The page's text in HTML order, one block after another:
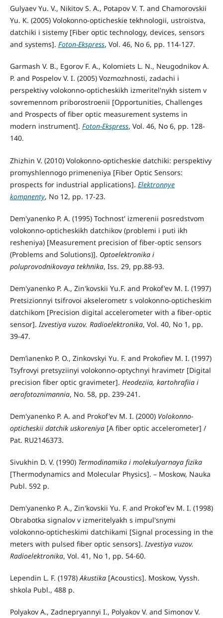
Gulyaev Yu. V., Nikitov S. A., Potapov V. T. and Chamorovskii
Yu. K. (2005) Volokonno-opticheskie tekhnologii, ustroistva,
datchiki i sistemy [Fiber optic technology, devices, sensors
and systems]. Foton-Ekspress, Vol. 46, No 6, pp. 114-127.
Garmash V. B., Egorov F. A., Kolomiets L. N., Neugodnikov A.
P. and Pospelov V. I. (2005) Vozmozhnosti, zadachi i
perspektivy volokonno-opticheskikh izmeritel'nykh sistem v
sovremennom priborostroenii [Opportunities, Challenges
and Prospects of fiber optic measurement systems in
modern instrument]. Foton-Ekspress, Vol. 46, No 6, pp. 128-
140.
Zhizhin V. (2010) Volokonno-opticheskie datchiki: perspektivy
promyshlennogo primeneniya [Fiber Optic Sensors:
prospects for industrial applications]. Elektronnye
kompnenty, No 12, pp. 17-23.
Dem'yanenko P. A. (1995) Tochnost' izmerenii posredstvom
volokonno-opticheskikh datchikov (problemi i puti ikh
resheniya) [Measurement precision of fiber-optic sensors
(Problems and Solutions)]. Optoelektronika i
poluprovodnikovaya tekhnika, Iss. 29, pp.88-93.
Dem'yanenko P. A., Zin'kovskii Yu.F. and Prokof'ev M. I. (1997)
Pretsizionnyi tsifrovoi akselerometr s volokonno-opticheskim
datchikom [Precision digital accelerometer with a fiber-optic
sensor]. Izvestiya vuzov. Radioelektronika, Vol. 40, No 1, pp.
39-47.
Dem’ianenko P. O., Zinkovskyi Yu. F. and Prokofiev M. I. (1997)
Tsyfrovyi pretsyziinyi volokonno-optychnyi hravimetr [Digital
precision fiber optic gravimeter]. Heodeziia, kartohrafiia i
aerofotoznimannia, No. 58, pp. 239-241.
Dem'yanenko P. A. and Prokof'ev M. I. (2000) Volokonno-
opticheskii datchik uskoreniya[A fiber optic accelerometer] /
Pat. RU2146373.
Sivukhin D. V. (1990) Termodinamika i molekulyarnaya fizika
[Thermodynamics and Molecular Physics]. – Moskow, Nauka
Publ. 592 p.
Dem'yanenko P. A., Zin'kovskii Yu. F. and Prokof'ev M. I. (1998)
Obrabotka signalov v izmeritelyakh s impul'snymi
volokonno-opticheskimi datchikami [Signal processing in the
meters with pulsed fiber optic sensors]. Izvestiya vuzov.
Radioelektronika, Vol. 41, No 1, pp. 54-60.
Lependin L. F. (1978) Akustika[Acoustics]. Moskow, Vyssh.
shkola Publ., 488 p.
Polyakov A., Zadnepryannyi I., Polyakov V. and Simonov V.